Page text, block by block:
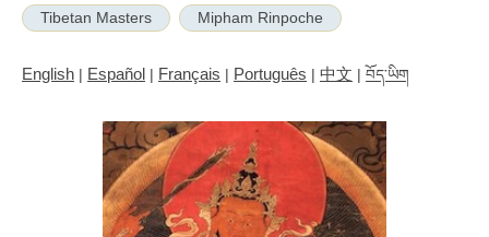
Tibetan Masters Mipham Rinpoche
English | Español | Français | Português | 中文 | བོད་ཡིག